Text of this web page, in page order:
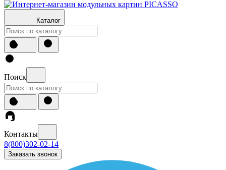
Каталог
Поиск
Контакты
8(800)302-02-14
Заказать звонок